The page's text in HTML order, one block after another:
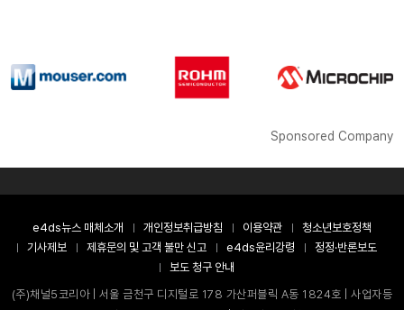
Sponsored Company
e4ds뉴스 매체소개 개인정보취급방침 이용약관
청소년보호정책
기사제보
제휴문의 및 고객 불만 신고 e4ds윤리강령
정정·반론보도
보도 청구 안내
(주)채널5코리아 | 서울 금천구 디지털로 178 가산퍼블릭 A동 1824호 | 사업자등